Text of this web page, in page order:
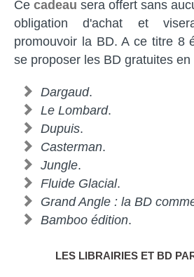
Ce cadeau sera offert sans
obligation d'achat et
promouvoir la BD. A ce titre 8
se proposer les BD gratuites en
Dargaud.
Le Lombard.
Dupuis.
Casterman.
Jungle.
Fluide Glacial.
Grand Angle : la BD
Bamboo édition.
LES LIBRAIRIES ET BD